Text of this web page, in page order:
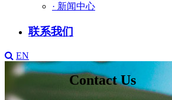
· 新闻中心
联系我们
EN
Contact Us